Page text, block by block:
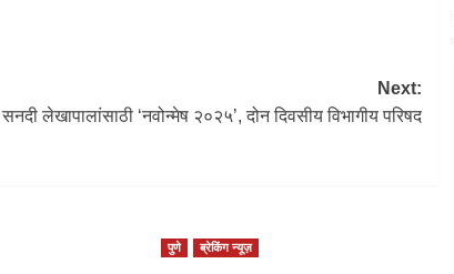
Next:
सनदी लेखापालांसाठी ‘नवोन्मेष २०२५’, दोन दिवसीय विभागीय परिषद
पुणे ब्रेकिंग न्यूज़